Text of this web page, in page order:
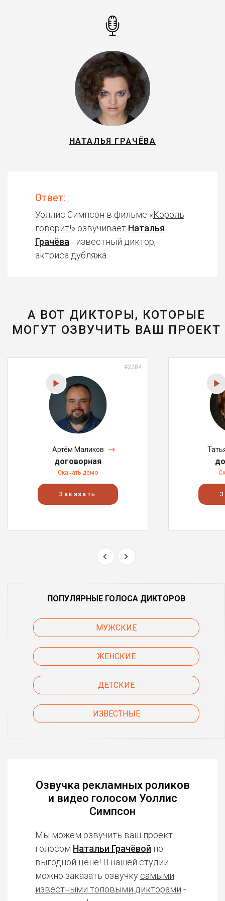
НАТАЛЬЯ ГРАЧЁВА
Ответ:
Уоллис Симпсон в фильме «Король
говорит!» озвучивает Наталья
Грачёва - известный диктор,
актриса дубляжа.
А ВОТ ДИКТОРЫ, КОТОРЫЕ
МОГУТ ОЗВУЧИТЬ ВАШ ПРОЕКТ
#2284
Артём Маликов
договорная
Скачать демо
Заказать
ПОПУЛЯРНЫЕ ГОЛОСА ДИКТОРОВ
МУЖСКИЕ
ЖЕНСКИЕ
ДЕТСКИЕ
ИЗВЕСТНЫЕ
Озвучка рекламных роликов
и видео голосом Уоллис
Симпсон
Мы можем озвучить ваш проект
голосом Натальи Грачёвой по
выгодной цене! В нашей студии
можно заказать озвучку самыми
известными топовыми дикторами -